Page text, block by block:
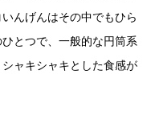
んげんはその中でもひら
とつで、一般的な円筒系
ャキシャキとした食感が